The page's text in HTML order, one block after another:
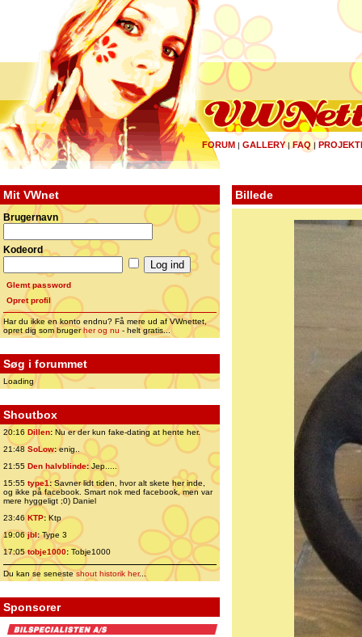
FORUM | GALLERY|FAQ |
Mit VWnet
Brugernavn
Kodeord
Glemt password
Opret profil
Har du ikke en konto endnu? Få mere ud af VWnettet,
opret dig som brugerher og nu - helt gratis...
Søg i forummet
Loading
Shoutbox
20:16 Dillen: Nu er der kun fake-dating at hente her.
21:48 SoLow:enig..
21:55 Den halvblinde:Jep.....
15:55 type1:Savner lidt tiden, hvor alt skete her inde,
og ikke på facebook. Smart nok med facebook, men var
mere hyggeligt ;0) Daniel
23:46 KTP:Ktp
19:06jbl:Type 3
17:05tobje1000: Tobje1000
Du kan se senesteshout historik her...
Sponsorer
Billede